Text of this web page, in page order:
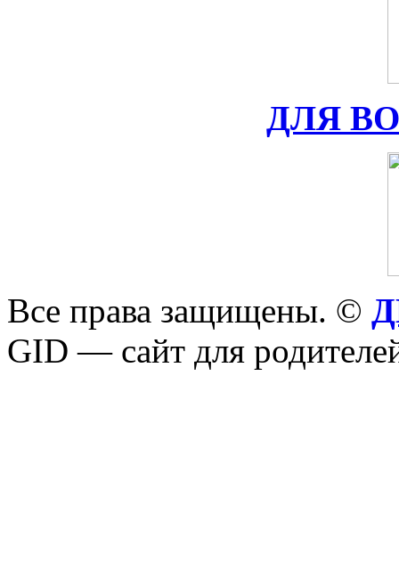
ДЛЯ
Все права защищены. ©
GID — сайт для